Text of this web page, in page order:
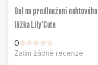
Gel na prodloužení nehtového
lůžka Lily'Cute
0
Zatím žádné recenze